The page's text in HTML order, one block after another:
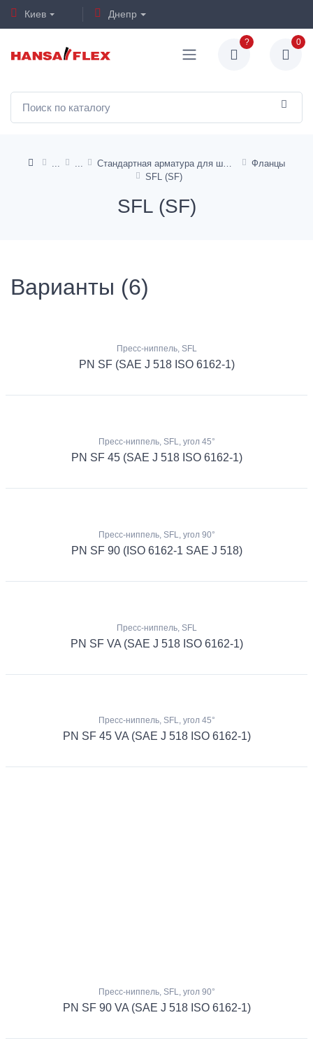
Киев Днепр
? 0
Фланцы
SFL (SF)
SFL (SF)
Варианты (6)
Пресс-ниппель, SFL
PN SF (SAE J 518 ISO 6162-1)
Пресс-ниппель, SFL, угол 45°
PN SF 45 (SAE J 518 ISO 6162-1)
Пресс-ниппель, SFL, угол 90°
PN SF 90 (ISO 6162-1 SAE J 518)
Пресс-ниппель, SFL
PN SF VA (SAE J 518 ISO 6162-1)
Пресс-ниппель, SFL, угол 45°
PN SF 45 VA (SAE J 518 ISO 6162-1)
Пресс-ниппель, SFL, угол 90°
PN SF 90 VA (SAE J 518 ISO 6162-1)